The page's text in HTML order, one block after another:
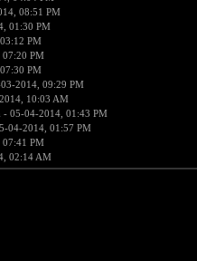
08:51 PM
01:30 PM
PM
PM
PM
2014, 09:29 PM
10:03 AM
- 05-04-2014, 01:43 PM
04-2014, 01:57 PM
PM
02:14 AM